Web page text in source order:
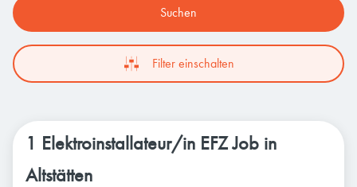
Suchen
Filter einschalten
1 Elektroinstallateur/in EFZ Job in
Altstätten